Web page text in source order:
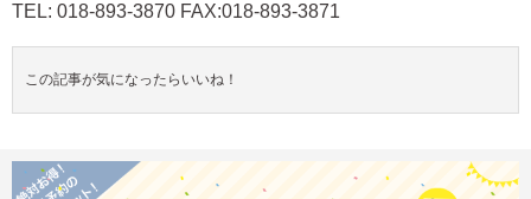
TEL: 018-893-3870 FAX:018-893-3871
この記事が気になったらいいね！